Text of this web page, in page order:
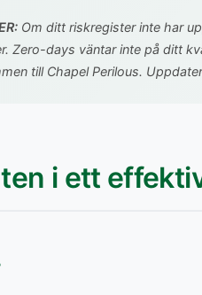
Om ditt riskregister inte har
Zero-days väntar inte på ditt
till Chapel Perilous.
i ett